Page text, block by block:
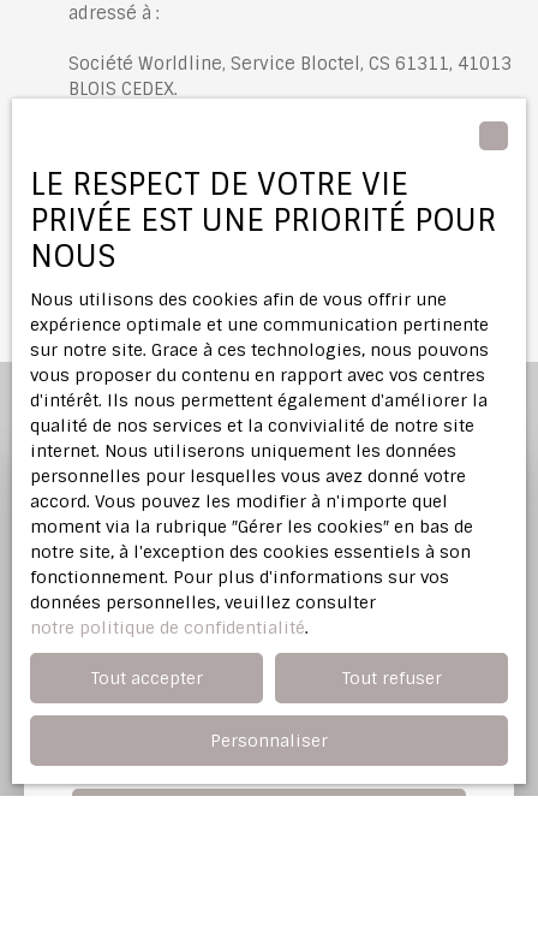
adressé à :
Société Worldline, Service Bloctel, CS 61311, 41013
BLOIS CEDEX.
politique de confidentialité .
Profitez d'uneestimation
offerte
Notre agence immobilière vous offre une
évaluation justifiée de votre bien dans l'Est
Adresse de votre bien
LE RESPECT DE VOTRE VIE
PRIVÉE EST UNE PRIORITÉ POUR
NOUS
Nous utilisons des cookies afin de vous offrir une
expérience optimale et une communication pertinente
sur notre site. Grace à ces technologies, nous pouvons
vous proposer du contenu en rapport avec vos centres
d'intérêt. Ils nous permettent également d'améliorer la
qualité de nos services et la convivialité de notre site
internet. Nous utiliserons uniquement les données
personnelles pour lesquelles vous avez donné votre
accord. Vous pouvez les modifier à n'importe quel
moment via la rubrique ″Gérer les cookies″ en bas de
notre site, à l'exception des cookies essentiels à son
fonctionnement. Pour plus d'informations sur vos
données personnelles, veuillez consulter
notre politique de confidentialité.
Tout accepter Tout refuser
Personnaliser